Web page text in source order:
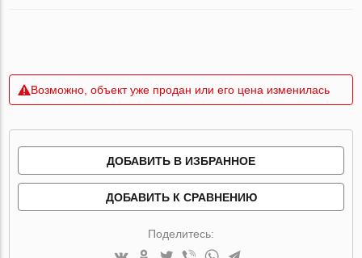
Возможно, объект уже продан или его цена изменилась
ДОБАВИТЬ В ИЗБРАННОЕ
ДОБАВИТЬ К СРАВНЕНИЮ
Поделитесь: